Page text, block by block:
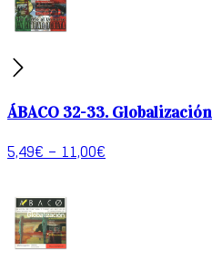
ÁBACO 32-33.
5,49€–11,00€